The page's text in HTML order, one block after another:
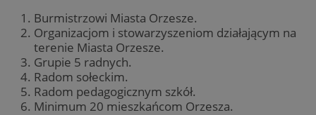
Burmistrzowi Miasta Orzesze.
Organizacjom i stowarzyszeniom działającym na
terenie Miasta Orzesze.
Grupie 5 radnych.
Radom sołeckim.
Radom pedagogicznym szkół.
Minimum 20 mieszkańcom Orzesza.